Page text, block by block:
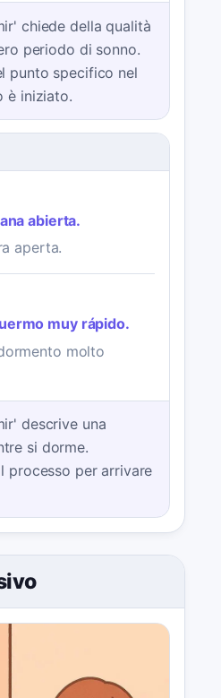
chiede della qualità
periodo di sonno.
punto specifico nel
è iniziato.
abierta.
aperta.
muy rápido.
molto
descrive una
si dorme.
processo per arrivare